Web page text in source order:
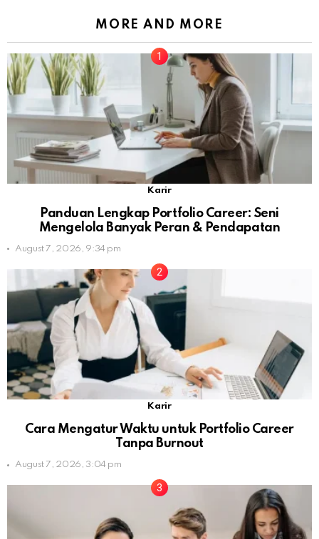
MORE AND MORE
Karir
Panduan Lengkap Portfolio Career: Seni
Mengelola Banyak Peran & Pendapatan
August 7, 2026, 9:34 pm
Karir
Cara Mengatur Waktu untuk Portfolio Career
Tanpa Burnout
August 7, 2026, 3:04 pm